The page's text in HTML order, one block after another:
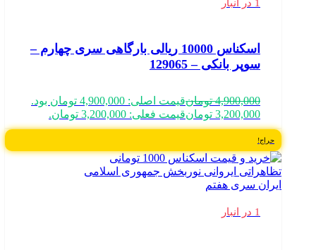
1 در انبار
اسکناس 10000 ریالی بارگاهی سری چهارم –
سوپر بانکی – 129065
4,900,000 تومانقیمت اصلی: 4,900,000 تومان بود.
3,200,000 تومانقیمت فعلی: 3,200,000 تومان.
حراج!
1 در انبار